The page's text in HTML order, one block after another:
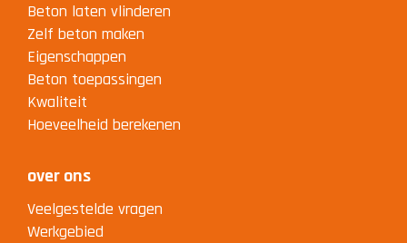
Beton laten vlinderen
Zelf beton maken
Eigenschappen
Beton toepassingen
Kwaliteit
Hoeveelheid berekenen
over ons
Veelgestelde vragen
Werkgebied